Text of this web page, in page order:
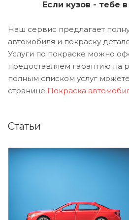
Если кузов - тебе
Наш сервис предлагает
автомобиля и покраску
Услуги по покраске можно
предоставляем гарантию на
полным списком услуг
странице Покраска
Статьи